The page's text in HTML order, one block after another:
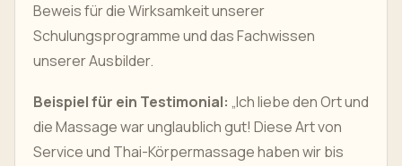
Beweis für die Wirksamkeit unserer
Schulungsprogramme und das Fachwissen
unserer Ausbilder.
Beispiel für ein Testimonial: „Ich liebe den Ort und
die Massage war unglaublich gut! Diese Art von
Service und Thai-Körpermassage haben wir bis